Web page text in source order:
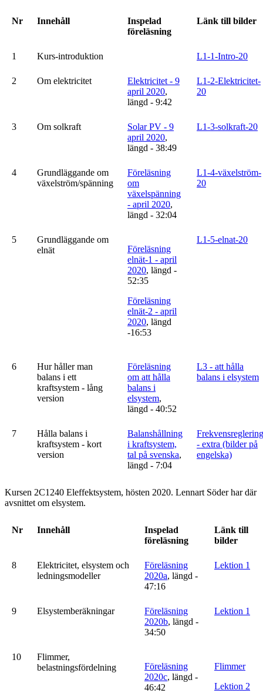
Nr Innehåll
Inspelad
föreläsning
Länk till bilder
1 Kurs-introduktion L1-1-Intro-20
2 Om elektricitet
Elektricitet - 9
april 2020,
längd - 9:42
L1-2-Elektricitet-
20
3 Om solkraft
Solar PV - 9
april 2020,
längd - 38:49
L1-3-solkraft-20
4
Grundläggande om
växelström/spänning
Föreläsning
om
växelspänning
- april 2020,
längd - 32:04
L1-4-växelström-
20
5
Grundläggande om
elnät
Föreläsning
elnät-1 - april
2020, längd -
52:35
Föreläsning
elnät-2 - april
2020, längd
-16:53
L1-5-elnat-20
6
Hur håller man
balans i ett
kraftsystem - lång
version
Föreläsning
om att hålla
balans i
elsystem,
längd - 40:52
L3 - att hålla
balans i elsystem
7
Hålla balans i
kraftsystem - kort
version
Balanshållning
i kraftsystem,
tal på svenska,
längd - 7:04
Frekvensreglering
- extra (bilder på
engelska)
Kursen 2C1240 Eleffektsystem, hösten 2020. Lennart Söder har där
avsnittet om elsystem.
Nr Innehåll
Inspelad
föreläsning
Länk till
bilder
8
Elektricitet, elsystem och
ledningsmodeller
Föreläsning
2020a, längd -
47:16
Lektion 1
9 Elsystemberäkningar
Föreläsning
2020b, längd -
34:50
Lektion 1
10
Flimmer,
belastningsfördelning
Föreläsning
2020c, längd -
46:42
Flimmer
Lektion 2